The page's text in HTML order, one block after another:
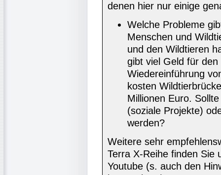
denen hier nur einige
Welche Probleme
Menschen und
und den Wildtieren
gibt viel Geld für
Wiedereinführung
kosten
Millionen Euro.
(soziale Projekte)
werden?
Weitere sehr
Terra X-Reihe finden Sie
Youtube (s. auch den